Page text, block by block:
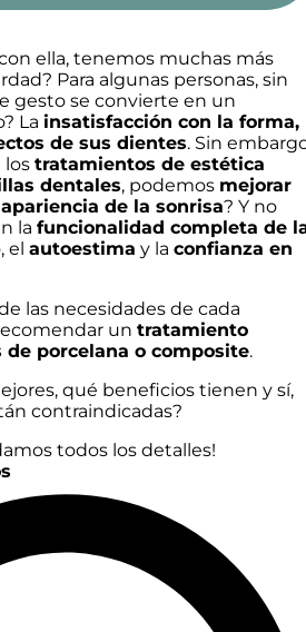
ella, tenemos muchas más
Para algunas personas, sin
gesto se convierte en un
La insatisfacción con la forma,
de sus dientes. Sin
los tratamientos de estética
dentales, podemos mejorar
de la sonrisa? Y no
la funcionalidad completa de
el autoestima y la confianza en
las necesidades de cada
un tratamiento
porcelana o composite.
qué beneficios tienen y sí,
contraindicadas?
todos los detalles!